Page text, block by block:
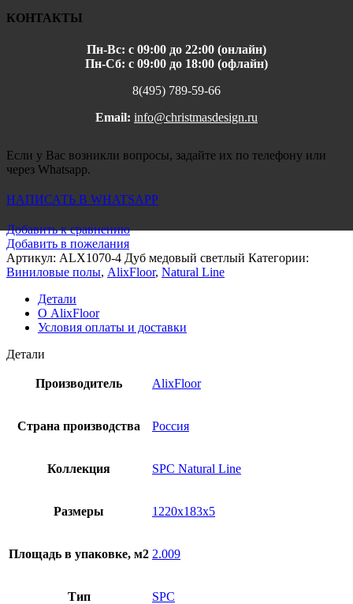
КОНТАКТЫ
Пн-Вс: с 09:00 до 22:00 (онлайн)
Пн-Сб: с 09:00 до 18:00 (офлайн)
8(495) 789-59-66
Email: info@christmasdesign.ru
Если у Вас возникли вопросы, задайте их по телефону или
через Whatsapp.
НАПИСАТЬ В WHATSAPP
Добавить к сравнению
Добавить в пожелания
Артикул: ALX1070-4 Дуб медовый светлый Категории:
Виниловые полы, AlixFloor, Natural Line
Детали
О AlixFloor
Условия оплаты и доставки
Детали
Производитель AlixFloor
Страна производства Россия
Коллекция SPC Natural Line
Размеры 1220x183x5
Площадь в упаковке, м2 2.009
Тип SPC